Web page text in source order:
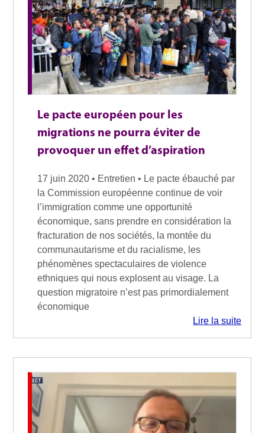
Le pacte européen pour les
migrations ne pourra éviter de
provoquer un effet d’aspiration
17 juin 2020 • Entretien • Le pacte ébauché par
la Commission européenne continue de voir
l’immigration comme une opportunité
économique, sans prendre en considération la
fracturation de nos sociétés, la montée du
communautarisme et du racialisme, les
phénomènes spectaculaires de violence
ethniques qui nous explosent au visage. La
question migratoire n’est pas primordialement
économique
Lire la suite